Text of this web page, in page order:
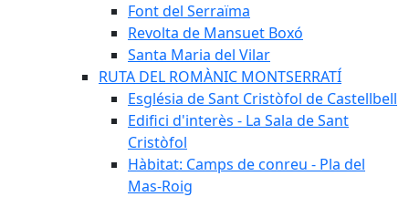
Font del Serraïma
Revolta de Mansuet Boxó
Santa Maria del Vilar
RUTA DEL ROMÀNIC MONTSERRATÍ
Església de Sant Cristòfol de Castellbell
Edifici d'interès - La Sala de Sant
Cristòfol
Hàbitat: Camps de conreu - Pla del
Mas-Roig